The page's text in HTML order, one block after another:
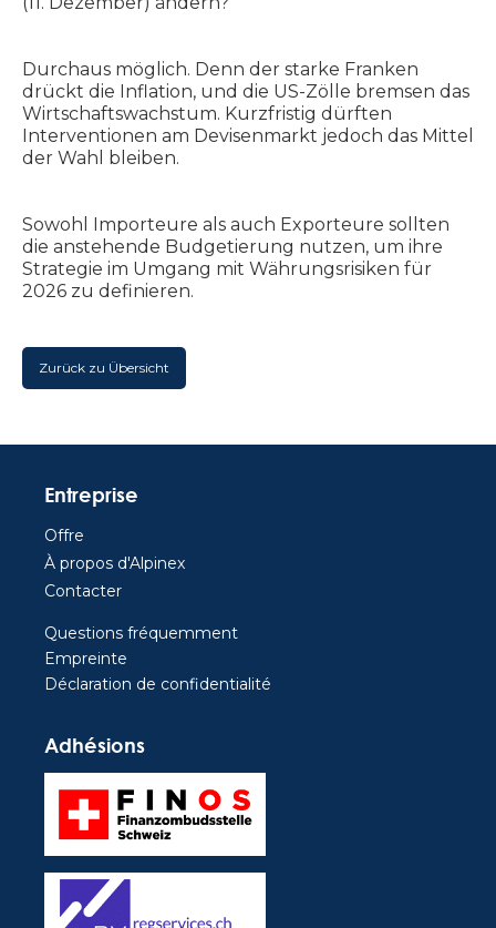
Durchaus möglich. Denn der starke Franken
drückt die Inflation, und die US-Zölle bremsen das
Wirtschaftswachstum. Kurzfristig dürften
Interventionen am Devisenmarkt jedoch das Mittel
der Wahl bleiben.
Sowohl Importeure als auch Exporteure sollten
die anstehende Budgetierung nutzen, um ihre
Strategie im Umgang mit Währungsrisiken für
2026 zu definieren.
Zurück zu Übersicht
Entreprise
Offre
À propos d'Alpinex
Contacter
Questions fréquemment
Empreinte
Déclaration de confidentialité
Adhésions